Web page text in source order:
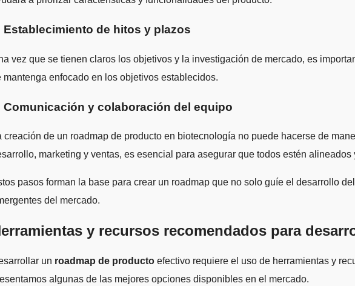
Establecimiento de hitos y plazos
vez que se tienen claros los objetivos y la investigación de mercado, es
mantenga enfocado en los objetivos establecidos.
Comunicación y colaboración del equipo
creación de un roadmap de producto en biotecnología no puede hacerse de
marketing y ventas, es esencial para asegurar que todos estén
pasos forman la base para crear un roadmap que no solo guíe el desarrollo
del mercado.
y recursos recomendados para
un roadmap de producto efectivo requiere el uso de herramientas y
algunas de las mejores opciones disponibles en el mercado.